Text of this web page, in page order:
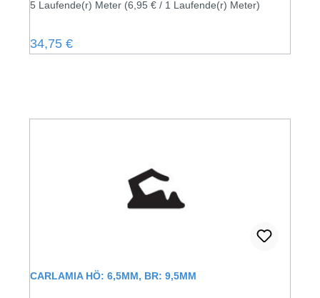
5 Laufende(r) Meter (6,95 € / 1 Laufende(r) Meter)
Regulärer Preis:
34,75 €
CARLAMIA HÖ: 6,5MM, BR: 9,5MM